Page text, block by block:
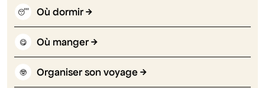
😴 Où dormir
😋 Où manger
🤓 Organiser son voyage